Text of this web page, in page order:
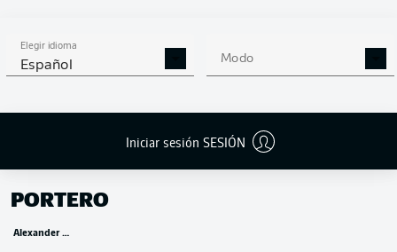
Elegir idioma
Español Modo
Iniciar sesión SESIÓN
Gregor Kobel
PORTERO
Alexander Meyer